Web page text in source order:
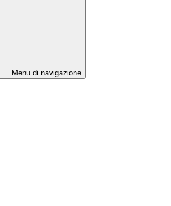
Menu di navigazione